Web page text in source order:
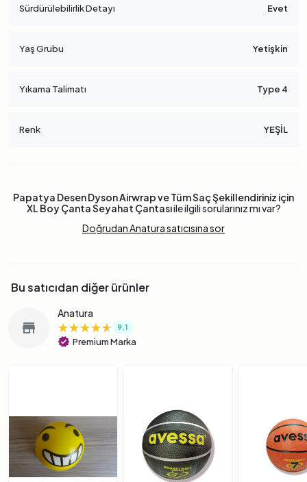
Sürdürülebilirlik Detayı Evet
Yaş Grubu Yetişkin
Yıkama Talimatı Type 4
Renk YEŞİL
Papatya Desen Dyson Airwrap ve Tüm Saç Şekillendiriniz için
XL Boy Çanta Seyahat Çantasıile ilgili sorularınız mı var?
Doğrudan Anatura satıcısına sor
Bu satıcıdan diğer ürünler
store
Anatura
★★★★★
★★★★★
★★★★★ 9.1
verified Premium Marka